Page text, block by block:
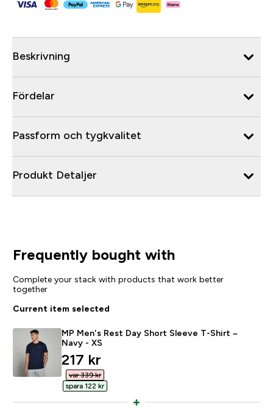
Beskrivning
Fördelar
Passform och tygkvalitet
Produkt Detaljer
Frequently bought with
Complete your stack with products that work better
together
Current item selected
MP Men's Rest Day Short Sleeve T-Shirt –
Navy - XS
discounted price
217 kr‎
var 339 kr‎
spara 122 kr‎